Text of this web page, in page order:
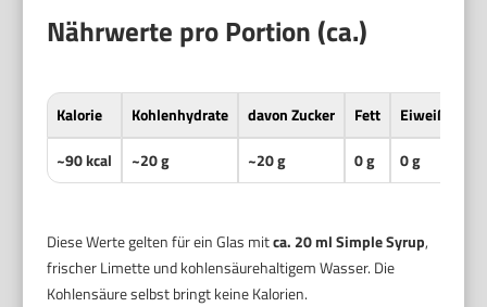
Nährwerte pro Portion (ca.)
Kalorie Kohlenhydrate davon Zucker Fett Eiweiß
~90 kcal
~20 g ~20 g 0 g 0 g
Diese Werte gelten für ein Glas mitca. 20 ml Simple Syrup,
frischer Limette und kohlensäurehaltigem Wasser. Die
Kohlensäure selbst bringt keine Kalorien.